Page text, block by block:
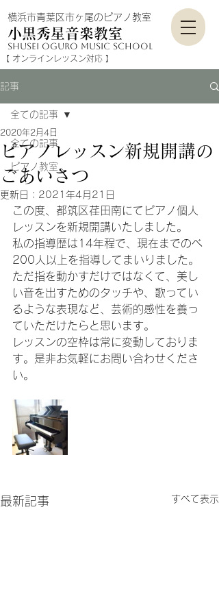
横浜市青葉区市ヶ尾のピアノ教室
小黒秀星音楽教室
shusei Oguro music school
​【 オンラインレッスン対応​​ 】
記事
全ての記事
ピアノ教室
全ての記事
ピアノレッスン新規開講の
ごあいさつ
2020年2月4日
更新日： 2021年4月21日
この度、都筑区荏田南にてピアノ個人
レッスンを新規開講いたしました。
私の指導歴は14年程で、現在までのべ
200人以上を指導してまいりました。
ただ指を動かすだけではなくて、美し
い音を出すためのタッチや、歌ってい
るような表現など、芸術的感性を養っ
ていただけたらと思います。
レッスンの空枠は常に変動しておりま
す。是非お気軽にお問い合わせくださ
い。
最新記事 すべて表示